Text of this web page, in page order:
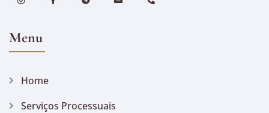
Menu
Home
Serviços Processuais